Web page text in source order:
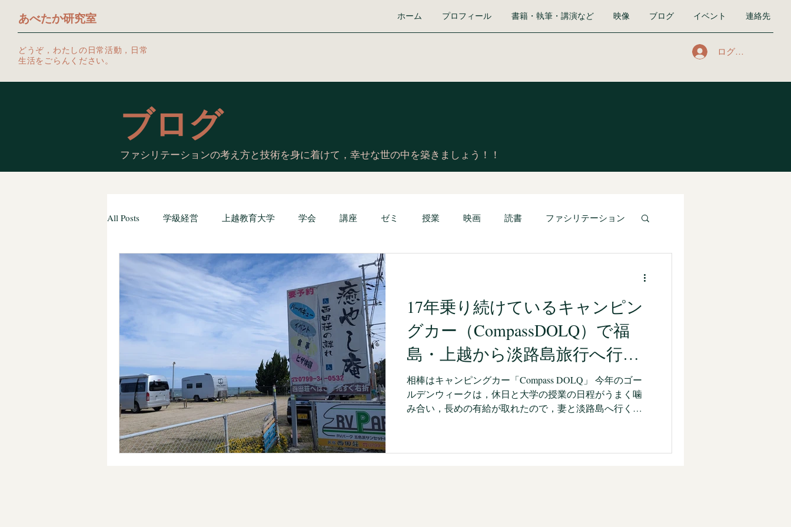
あべたか研究室
どうぞ，わたしの日常活動，日常
生活をごらんください。
ホーム プロフィール 書籍・執筆・講演など 映像 ブログ イベント 連絡先
ログイン
ブログ
ファシリテーションの考え方と技術を身に着けて，幸せな世の中を築きましょう！！
All Posts 学級経営 上越教育大学 学会 講座 ゼミ 授業 映画 読書 ファシリテーション
ツール 授業づくりネットワーク Audible イベント
17年乗り続けているキャンピン
グカー（CompassDOLQ）で福
島・上越から淡路島旅行へ行っ
てきました
相棒はキャンピングカー「Compass DOLQ」 今年のゴー
ルデンウィークは，休日と大学の授業の日程がうまく噛
み合い，長めの有給が取れたので，妻と淡路島へ行くな
比叡山延暦寺なども回っています。 旅の相棒は，キャン